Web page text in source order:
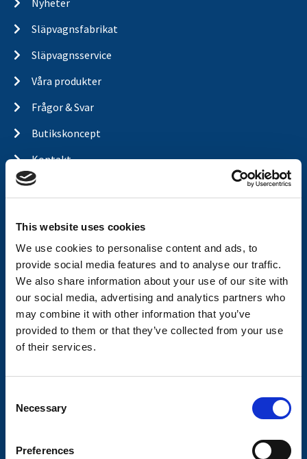
This website uses cookies
We use cookies to personalise content and ads, to
provide social media features and to analyse our traffic.
We also share information about your use of our site with
our social media, advertising and analytics partners who
may combine it with other information that you’ve
provided to them or that they’ve collected from your use
of their services.
Necessary
Preferences
Släpvagnsfabrikat
Släpvagnsservice
Våra produkter
Frågor & Svar
Butikskoncept
Kontakt
Integritetspolicy
Returer & reklamationer
Om Valeryd
Vision
A-traktor